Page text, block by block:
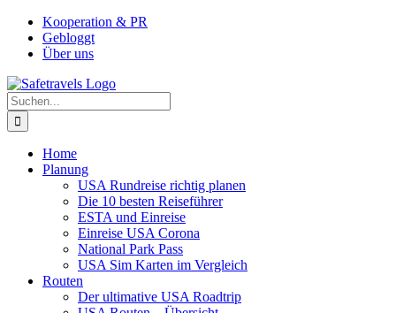
Zum
Inhalt
springen
Facebook
Instagram
YouTube
PinterestKooperation & PR
Gebloggt
Über uns
Suche
nach:
Home
Planung
USA Rundreise richtig planen
Die 10 besten Reiseführer
ESTA und Einreise
Einreise USA Corona
National Park Pass
USA Sim Karten im Vergleich
Routen
Der ultimative USA Roadtrip